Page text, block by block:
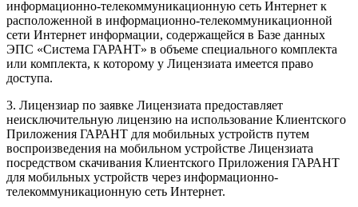
информационно-телекоммуникационную сеть Интернет к
расположенной в информационно-телекоммуникационной
сети Интернет информации, содержащейся в Базе данных
ЭПС «Система ГАРАНТ» в объеме специального комплекта
или комплекта, к которому у Лицензиата имеется право
доступа.
3. Лицензиар по заявке Лицензиата предоставляет
неисключительную лицензию на использование Клиентского
Приложения ГАРАНТ для мобильных устройств путем
воспроизведения на мобильном устройстве Лицензиата
посредством скачивания Клиентского Приложения ГАРАНТ
для мобильных устройств через информационно-
телекоммуникационную сеть Интернет.